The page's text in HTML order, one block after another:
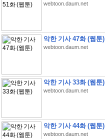
webtoon.daum.net
악한 기사 47화 (웹툰)
webtoon.daum.net
악한 기사 33화 (웹툰)
webtoon.daum.net
악한 기사 44화 (웹툰)
webtoon.daum.net